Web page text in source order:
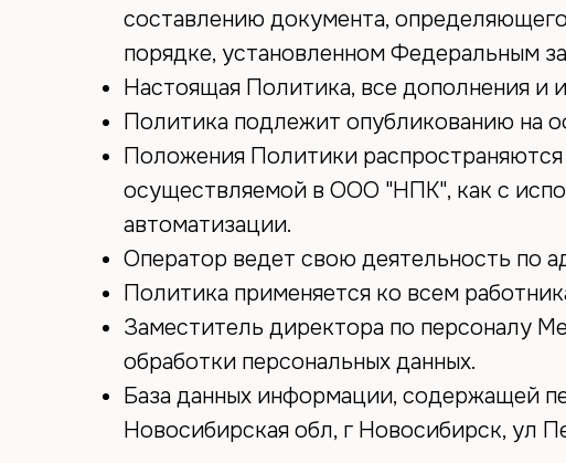
составлению документа,
порядке, установленном Федеральным
Настоящая Политика, все дополнения
Политика подлежит опубликованию на
Положения Политики распространяются
осуществляемой в ООО "НПК", как с
автоматизации.
Оператор ведет свою деятельность по
Политика применяется ко всем
Заместитель директора по персоналу
обработки персональных данных.
База данных информации, содержащей
Новосибирская обл, г Новосибирск, ул